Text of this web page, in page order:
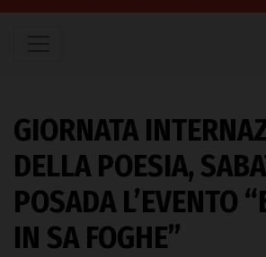
GIORNATA
DELLA POESIA,
POSADA L’EVENTO
IN SA FOGHE”